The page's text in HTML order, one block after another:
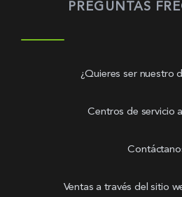
PREGUNTAS
¿Quieres ser nuestro
Centros de servicio
Ventas a través del sitio